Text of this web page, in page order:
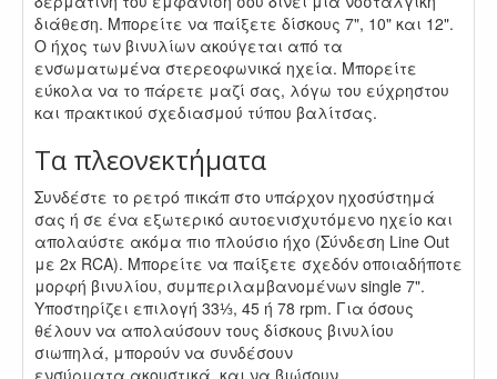
διάθεση. Μπορείτε να παίξετε δίσκους 7", 10" και 12".
Ο ήχος των βινυλίων ακούγεται από τα
ενσωματωμένα στερεοφωνικά ηχεία. Μπορείτε
εύκολα να το πάρετε μαζί σας, λόγω του εύχρηστου
και πρακτικού σχεδιασμού τύπου βαλίτσας.
Τα πλεονεκτήματα
Συνδέστε το ρετρό πικάπ στο υπάρχον ηχοσύστημά
σας ή σε ένα εξωτερικό αυτοενισχυτόμενο ηχείο και
απολαύστε ακόμα πιο πλούσιο ήχο (Σύνδεση Line Out
με 2x RCA). Μπορείτε να παίξετε σχεδόν οποιαδήποτε
μορφή βινυλίου, συμπεριλαμβανομένων single 7".
Υποστηρίζει επιλογή 33⅓, 45 ή 78 rpm. Για όσους
θέλουν να απολαύσουν τους δίσκους βινυλίου
σιωπηλά, μπορούν να συνδέσουν
ενσύρματα ακουστικά, και να βιώσουν